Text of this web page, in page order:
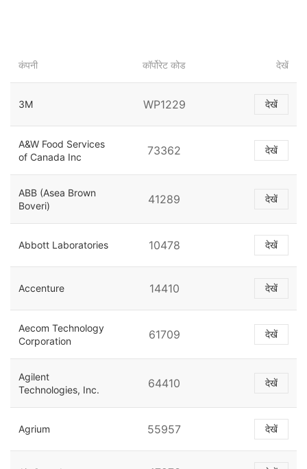
कंपनी कॉर्पोरेट कोड देखें
3M WP1229 देखें
A&W Food Services
of Canada Inc
73362 देखें
ABB (Asea Brown
Boveri)
41289 देखें
Abbott Laboratories 10478 देखें
Accenture 14410 देखें
Aecom Technology
Corporation
61709 देखें
Agilent
Technologies, Inc.
64410 देखें
Agrium 55957 देखें